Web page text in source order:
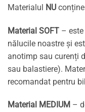
Materialul NU
Material SOFT –
nălucile noastre și
anotimp sau curenți
sau balastiere).
recomandat pentru
Material MEDIUM –